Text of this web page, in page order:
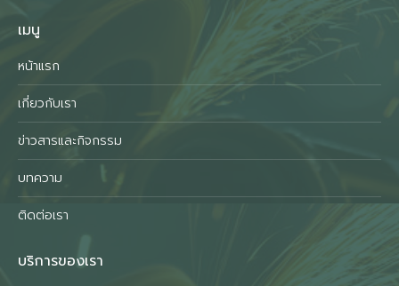
เมนู
หน้าแรก
เกี่ยวกับเรา
ข่าวสารและกิจกรรม
บทความ
ติดต่อเรา
บริการของเรา